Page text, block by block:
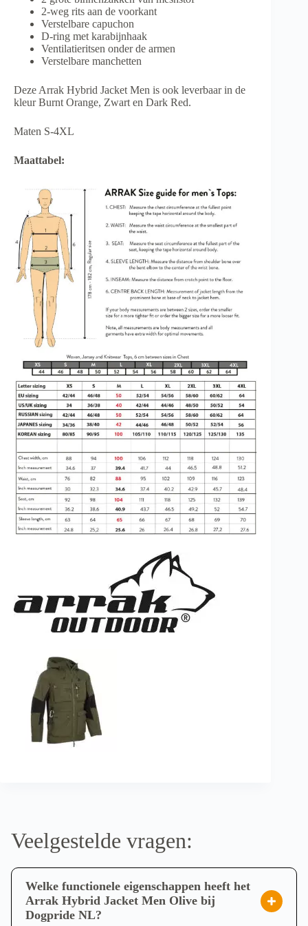
2-weg rits aan de voorkant
Verstelbare capuchon
D-ring met karabijnhaak
Ventilatieritsen onder de armen
Verstelbare manchetten
Deze Arrak Hybrid Jacket Men is ook leverbaar in de
kleur Burnt Orange, Zwart en Dark Red.
Maten S-4XL
Maattabel:
Veelgestelde vragen:
Welke functionele eigenschappen heeft het
Arrak Hybrid Jacket Men Olive bij
Dogpride NL?